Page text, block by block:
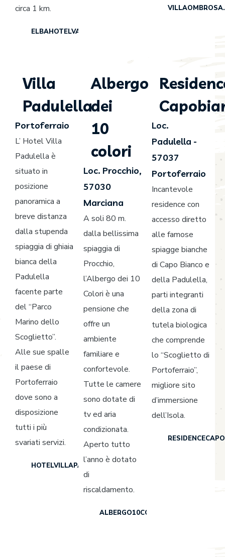
circa 1 km.
ELBAHOTELVALLEVERDE.IT
Villa
Padulella
Portoferraio
L’ Hotel Villa
Padulella è
situato in
posizione
panoramica a
breve distanza
dalla stupenda
spiaggia di ghiaia
bianca della
Padulella
facente parte
del “Parco
Marino dello
Scoglietto”.
Alle sue spalle
il paese di
Portoferraio
dove sono a
disposizione
tutti i più
svariati servizi.
HOTELVILLAPADULELLA.IT
Albergo
dei
10
colori
Loc. Procchio,
57030
Marciana
A soli 80 m.
dalla bellissima
spiaggia di
Procchio,
l’Albergo dei 10
Colori è una
pensione che
offre un
ambiente
familiare e
confortevole.
Tutte le camere
sono dotate di
tv ed aria
condizionata.
Aperto tutto
l’anno è dotato
di
riscaldamento.
ALBERGO10COLORI.IT
Loc.
Padulella -
57037
Portoferraio
Incantevole
residence con
accesso diretto
alle famose
spiagge bianche
di Capo Bianco e
della Padulella,
parti integranti
della zona di
tutela biologica
che comprende
lo “Scoglietto di
Portoferraio”,
migliore sito
d’immersione
dell’Isola.